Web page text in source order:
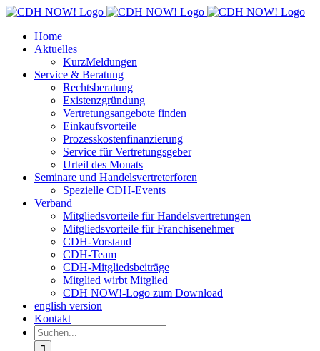
Zum
springenHome
Aktuelles
KurzMeldungen
Service & Beratung
Rechtsberatung
Existenzgründung
Vertretungsangebote finden
Einkaufsvorteile
Prozesskostenfinanzierung
Service für Vertretungsgeber
Urteil des Monats
Seminare und Handelsvertreterforen
Spezielle CDH-Events
Verband
Mitgliedsvorteile für Handelsvertretungen
Mitgliedsvorteile für Franchisenehmer
CDH-Vorstand
CDH-Team
CDH-Mitgliedsbeiträge
Mitglied wirbt Mitglied
CDH NOW!-Logo zum Download
english version
Kontakt
Suche
nach: